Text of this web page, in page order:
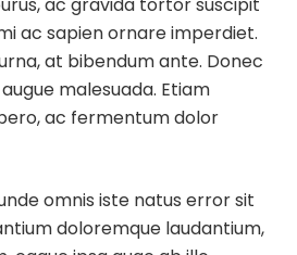
ac sapien ornare imperdiet.
at bibendum ante. Donec
malesuada. Etiam
ac fermentum dolor
omnis iste natus error sit
doloremque laudantium,